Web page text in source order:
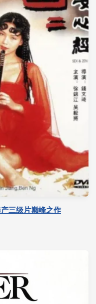
三级片巅峰之作